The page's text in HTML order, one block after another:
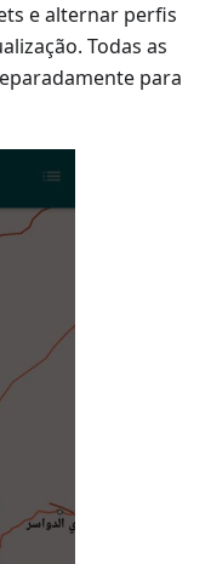
e alternar perfis
Todas as
para